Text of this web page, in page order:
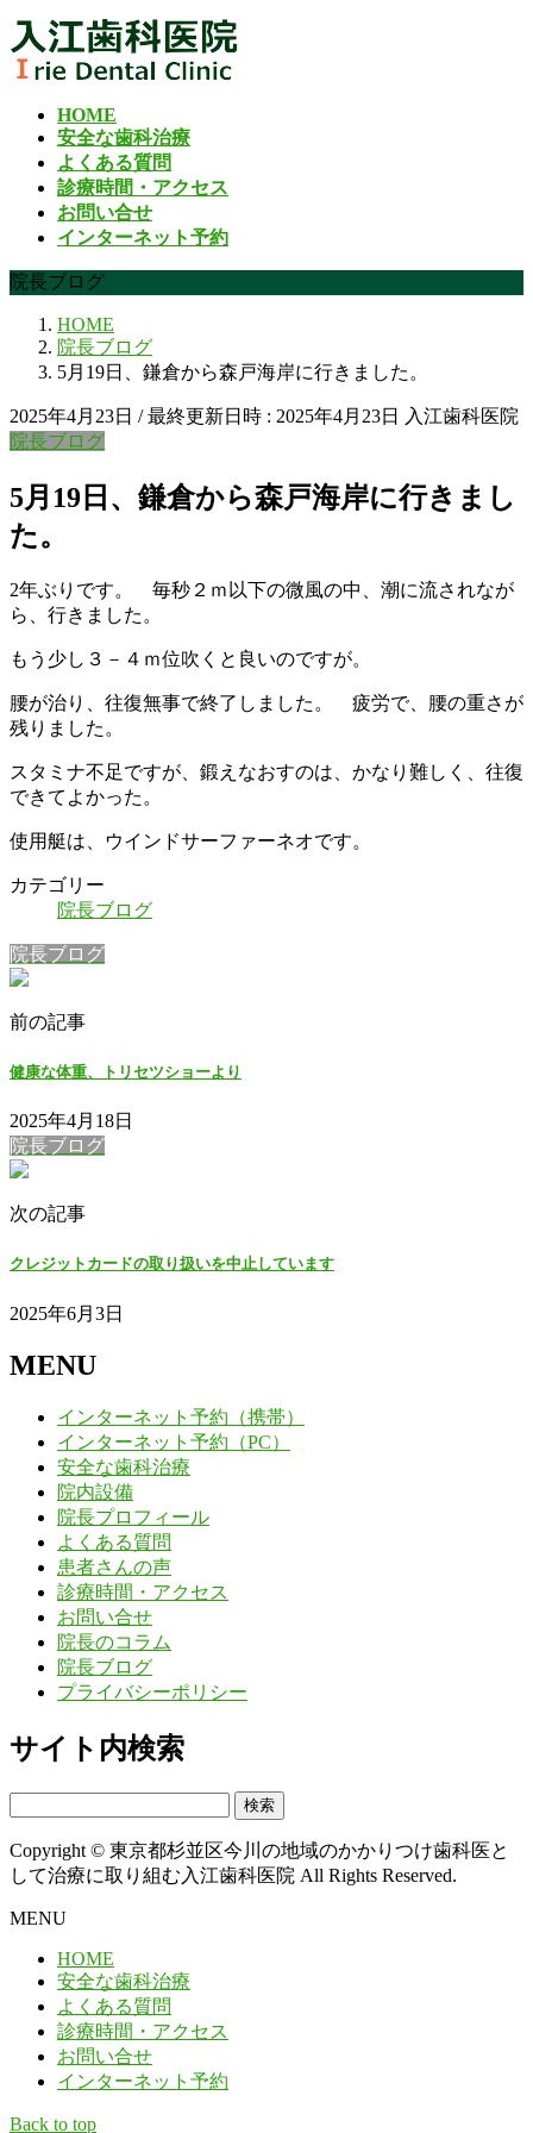
コ
ン
テ
ナ
ビ
ゲ
HOME
安全な歯科治療
よくある質問
診療時間・アクセス
お問い合せ
インターネット予約
院長ブログ
HOME
院長ブログ
5月19日、鎌倉から森戸海岸に行きました。
2025年4月23日 / 最終更新日時 : 2025年4月23日
入江歯科医院
院長ブログ
5月19日、鎌倉から森戸海岸に行きまし
た。
2年ぶりです。 毎秒２ｍ以下の微風の中、潮に流されなが
ら、行きました。
もう少し３－４ｍ位吹くと良いのですが。
腰が治り、往復無事で終了しました。 疲労で、腰の重さが
残りました。
スタミナ不足ですが、鍛えなおすのは、かなり難しく、往復
できてよかった。
使用艇は、ウインドサーファーネオです。
カテゴリー
院長ブログ
院長ブログ
前の記事
健康な体重、トリセツショーより
2025年4月18日
院長ブログ
次の記事
クレジットカードの取り扱いを中止しています
2025年6月3日
MENU
インターネット予約（携帯）
インターネット予約（PC）
安全な歯科治療
院内設備
院長プロフィール
よくある質問
患者さんの声
診療時間・アクセス
お問い合せ
院長のコラム
院長ブログ
プライバシーポリシー
サイト内検索
Copyright © 東京都杉並区今川の地域のかかりつけ歯科医と
して治療に取り組む入江歯科医院 All Rights Reserved.
MENU
HOME
安全な歯科治療
よくある質問
診療時間・アクセス
お問い合せ
インターネット予約
Back to top